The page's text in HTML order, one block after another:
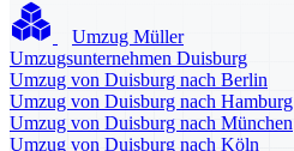
Umzug Müller
Umzugsunternehmen Duisburg
Umzug von Duisburg nach Berlin
Umzug von Duisburg nach Hamburg
Umzug von Duisburg nach München
Umzug von Duisburg nach Köln